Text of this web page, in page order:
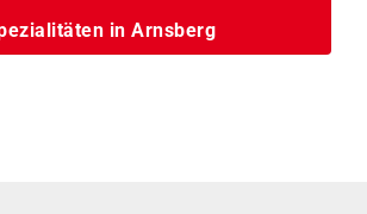
in Arnsberg